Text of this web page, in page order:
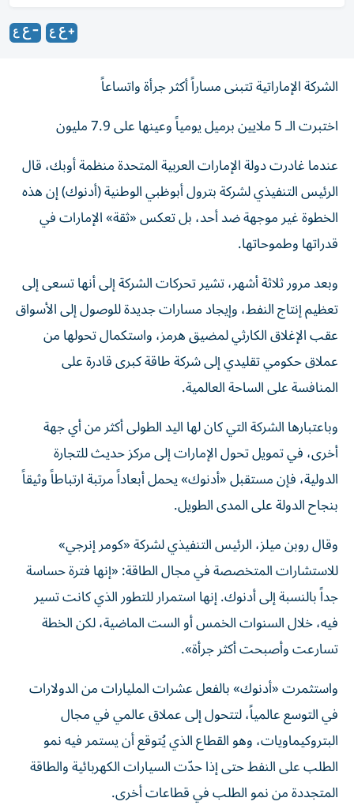
الشركة الإماراتية تتبنى مساراً أكثر جرأة واتساعاً
اختبرت الـ 5 ملايين برميل يومياً وعينها على 7.9 مليون
عندما غادرت دولة الإمارات العربية المتحدة منظمة أوبك، قال
الرئيس التنفيذي لشركة بترول أبوظبي الوطنية (أدنوك) إن هذه
الخطوة غير موجهة ضد أحد، بل تعكس «ثقة» الإمارات في
قدراتها وطموحاتها.
وبعد مرور ثلاثة أشهر، تشير تحركات الشركة إلى أنها تسعى إلى
تعظيم إنتاج النفط، وإيجاد مسارات جديدة للوصول إلى الأسواق
عقب الإغلاق الكارثي لمضيق هرمز، واستكمال تحولها من
عملاق حكومي تقليدي إلى شركة طاقة كبرى قادرة على
المنافسة على الساحة العالمية.
وباعتبارها الشركة التي كان لها اليد الطولى أكثر من أي جهة
أخرى، في تمويل تحول الإمارات إلى مركز حديث للتجارة
الدولية، فإن مستقبل «أدنوك» يحمل أبعاداً مرتبة ارتباطاً وثيقاً
بنجاح الدولة على المدى الطويل.
وقال روبن ميلز، الرئيس التنفيذي لشركة «كومر إنرجي»
للاستشارات المتخصصة في مجال الطاقة: «إنها فترة حساسة
جداً بالنسبة إلى أدنوك. إنها استمرار للتطور الذي كانت تسير
فيه، خلال السنوات الخمس أو الست الماضية، لكن الخطة
تسارعت وأصبحت أكثر جرأة».
واستثمرت «أدنوك» بالفعل عشرات المليارات من الدولارات
في التوسع عالمياً، لتتحول إلى عملاق عالمي في مجال
البتروكيماويات، وهو القطاع الذي يُتوقع أن يستمر فيه نمو
الطلب على النفط حتى إذا حدّت السيارات الكهربائية والطاقة
المتجددة من نمو الطلب في قطاعات أخرى.